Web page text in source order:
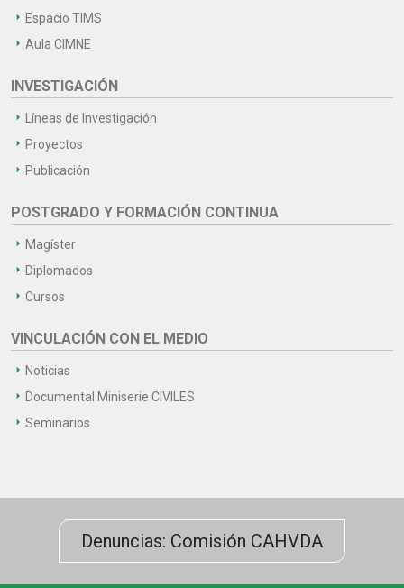
Espacio TIMS
Aula CIMNE
INVESTIGACIÓN
Líneas de Investigación
Proyectos
Publicación
POSTGRADO Y FORMACIÓN CONTINUA
Magíster
Diplomados
Cursos
VINCULACIÓN CON EL MEDIO
Noticias
Documental Miniserie CIVILES
Seminarios
Denuncias: Comisión CAHVDA